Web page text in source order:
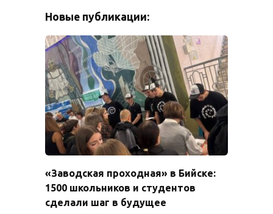
Новые публикации:
«Заводская проходная» в Бийске:
1500 школьников и студентов
сделали шаг в будущее